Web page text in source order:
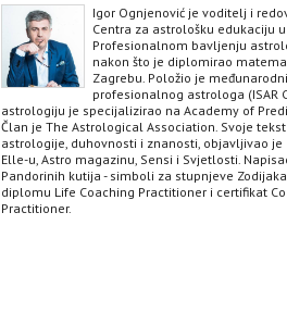
Igor Ognjenović je voditelj i
Centra za astrološku edukaciju
Profesionalnom bavljenju
nakon što je diplomirao
Zagrebu. Položio je
profesionalnog astrologa (ISAR
astrologiju je specijalizirao na Academy of
Član je The Astrological Association. Svoje
astrologije, duhovnosti i znanosti, objavljivao je
Elle-u, Astro magazinu, Sensi i Svjetlosti.
Pandorinih kutija - simboli za stupnjeve
diplomu Life Coaching Practitioner i certifikat
Practitioner.